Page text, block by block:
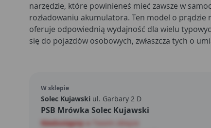
narzędzie, które powinieneś mieć zawsze w
rozładowaniu akumulatora. Ten model o prądzie
oferuje odpowiednią wydajność dla wielu
się do pojazdów osobowych, zwłaszcza tych o
pojemności. Dzięki nim z łatwością uruchomisz
użytkowania.
W sklepie
Solec Kujawski ul. Garbary 2 D
PSB Mrówka Solec Kujawski
Niedostępny w Twoim sklepie